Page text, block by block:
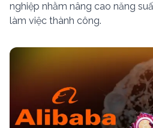
nghiệp nhằm nâng cao năng
làm việc thành công.